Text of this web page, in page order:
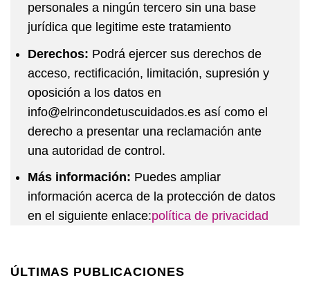
personales a ningún tercero sin una base
jurídica que legitime este tratamiento
Derechos: Podrá ejercer sus derechos de
acceso, rectificación, limitación, supresión y
oposición a los datos en
info@elrincondetuscuidados.es así como el
derecho a presentar una reclamación ante
una autoridad de control.
Más información: Puedes ampliar
información acerca de la protección de datos
en el siguiente enlace:política de privacidad
ÚLTIMAS PUBLICACIONES